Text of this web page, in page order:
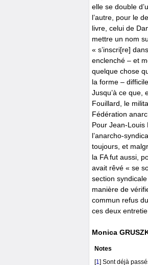
elle se double
l’autre, pour le
livre, celui de
mettre un nom
« s’inscri[re]
enclenché – et
quelque chose
la forme –
Jusqu’à ce que,
Fouillard, le
Fédération
Pour Jean-Louis
l’anarcho-
toujours, et
la FA fut aussi,
avait rêvé « se
section
manière de
commun refus
ces deux
Monica
Notes
[1] Sont déjà